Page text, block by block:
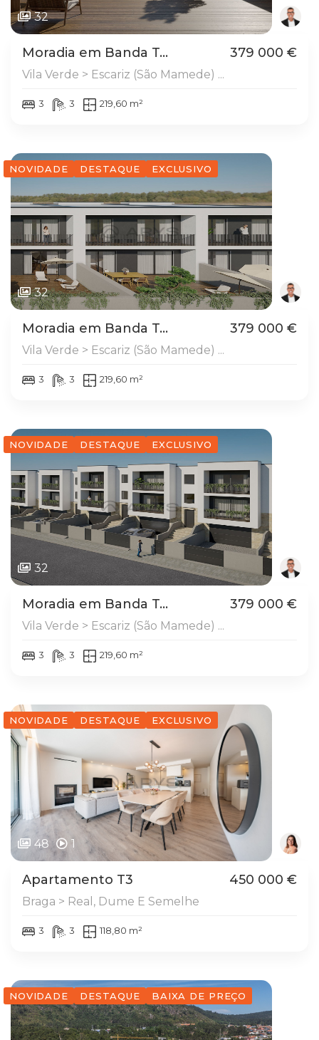
32
Moradia em Banda T... 379 000 €
Vila Verde > Escariz (São Mamede) ...
3 3 219,60 m²
NOVIDADE DESTAQUE EXCLUSIVO
32
Moradia em Banda T... 379 000 €
Vila Verde > Escariz (São Mamede) ...
3 3 219,60 m²
NOVIDADE DESTAQUE EXCLUSIVO
32
Moradia em Banda T... 379 000 €
Vila Verde > Escariz (São Mamede) ...
3 3 219,60 m²
NOVIDADE DESTAQUE EXCLUSIVO
48 1
Apartamento T3 450 000 €
Braga > Real, Dume E Semelhe
3 3 118,80 m²
NOVIDADE DESTAQUE BAIXA DE PREÇO